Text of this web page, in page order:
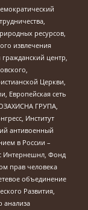
ресурсов,
извлечения
центр,
Церкви,
Европейская сеть
ГРУПА,
Институт
антивоенный
в России –
Интернешнл, Фонд
прав человека
объединение
Развития,
анализа